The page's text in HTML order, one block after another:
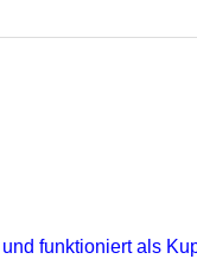
funktioniert als